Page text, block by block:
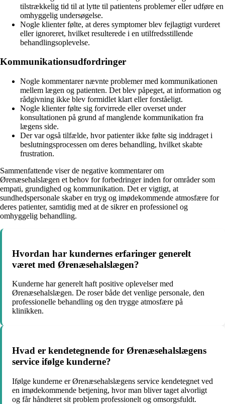
tilstrækkelig tid til at lytte til patientens problemer eller udføre en
omhyggelig undersøgelse.
Nogle klienter følte, at deres symptomer blev fejlagtigt vurderet
eller ignoreret, hvilket resulterede i en utilfredsstillende
behandlingsoplevelse.
Kommunikationsudfordringer
Nogle kommentarer nævnte problemer med kommunikationen
mellem lægen og patienten. Det blev påpeget, at information og
rådgivning ikke blev formidlet klart eller forståeligt.
Nogle klienter følte sig forvirrede eller overset under
konsultationen på grund af manglende kommunikation fra
lægens side.
Der var også tilfælde, hvor patienter ikke følte sig inddraget i
beslutningsprocessen om deres behandling, hvilket skabte
frustration.
Sammenfattende viser de negative kommentarer om
Ørenæsehalslægen et behov for forbedringer inden for områder som
empati, grundighed og kommunikation. Det er vigtigt, at
sundhedspersonale skaber en tryg og imødekommende atmosfære for
deres patienter, samtidig med at de sikrer en professionel og
omhyggelig behandling.
Hvordan har kundernes erfaringer generelt
været med Ørenæsehalslægen?
Kunderne har generelt haft positive oplevelser med
Ørenæsehalslægen. De roser både det venlige personale, den
professionelle behandling og den trygge atmosfære på
klinikken.
Hvad er kendetegnende for Ørenæsehalslægens
service ifølge kunderne?
Ifølge kunderne er Ørenæsehalslægens service kendetegnet ved
en imødekommende betjening, hvor man bliver taget alvorligt
og får håndteret sit problem professionelt og omsorgsfuldt.